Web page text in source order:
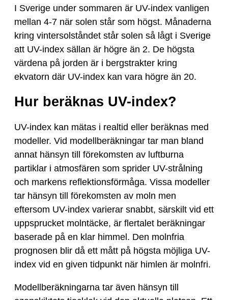
I Sverige under sommaren är UV-index vanligen
mellan 4-7 när solen står som högst. Månaderna
kring vintersolståndet står solen så lågt i Sverige
att UV-index sällan är högre än 2. De högsta
värdena på jorden är i bergstrakter kring
ekvatorn där UV-index kan vara högre än 20.
Hur beräknas UV-index?
UV-index kan mätas i realtid eller beräknas med
modeller. Vid modellberäkningar tar man bland
annat hänsyn till förekomsten av luftburna
partiklar i atmosfären som sprider UV-strålning
och markens reflektionsförmåga. Vissa modeller
tar hänsyn till förekomsten av moln men
eftersom UV-index varierar snabbt, särskilt vid ett
uppsprucket molntäcke, är flertalet beräkningar
baserade på en klar himmel. Den molnfria
prognosen blir då ett mått på högsta möjliga UV-
index vid en given tidpunkt när himlen är molnfri.
Modellberäkningarna tar även hänsyn till